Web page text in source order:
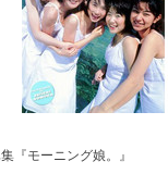
『モーニング娘。』